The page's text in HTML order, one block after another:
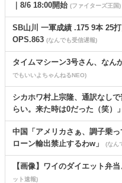
｜8/6 18:00開始 (ファイターズ王国)
SB山川 一軍成績 .175 9本 25
OPS.863 (なんでも受信遅報)
タイムマシーン3号さん、なん
でもいいよちゃんねるNEO)
シカホワ村上宗隆、通訳なし
らい。来た時は0だった（笑）」
中国「アメリカさぁ、調子乗
ローン輸出禁止するわw」
(なん
【画像】ワイのダイエット弁
ット速報)